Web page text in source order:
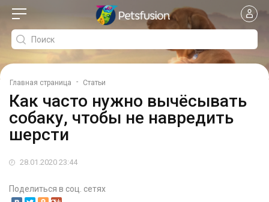
Главная страница - Статьи
Как часто нужно вычёсывать
собаку, чтобы не навредить
шерсти
28.01.2020 23:44
Поделиться в соц. сетях